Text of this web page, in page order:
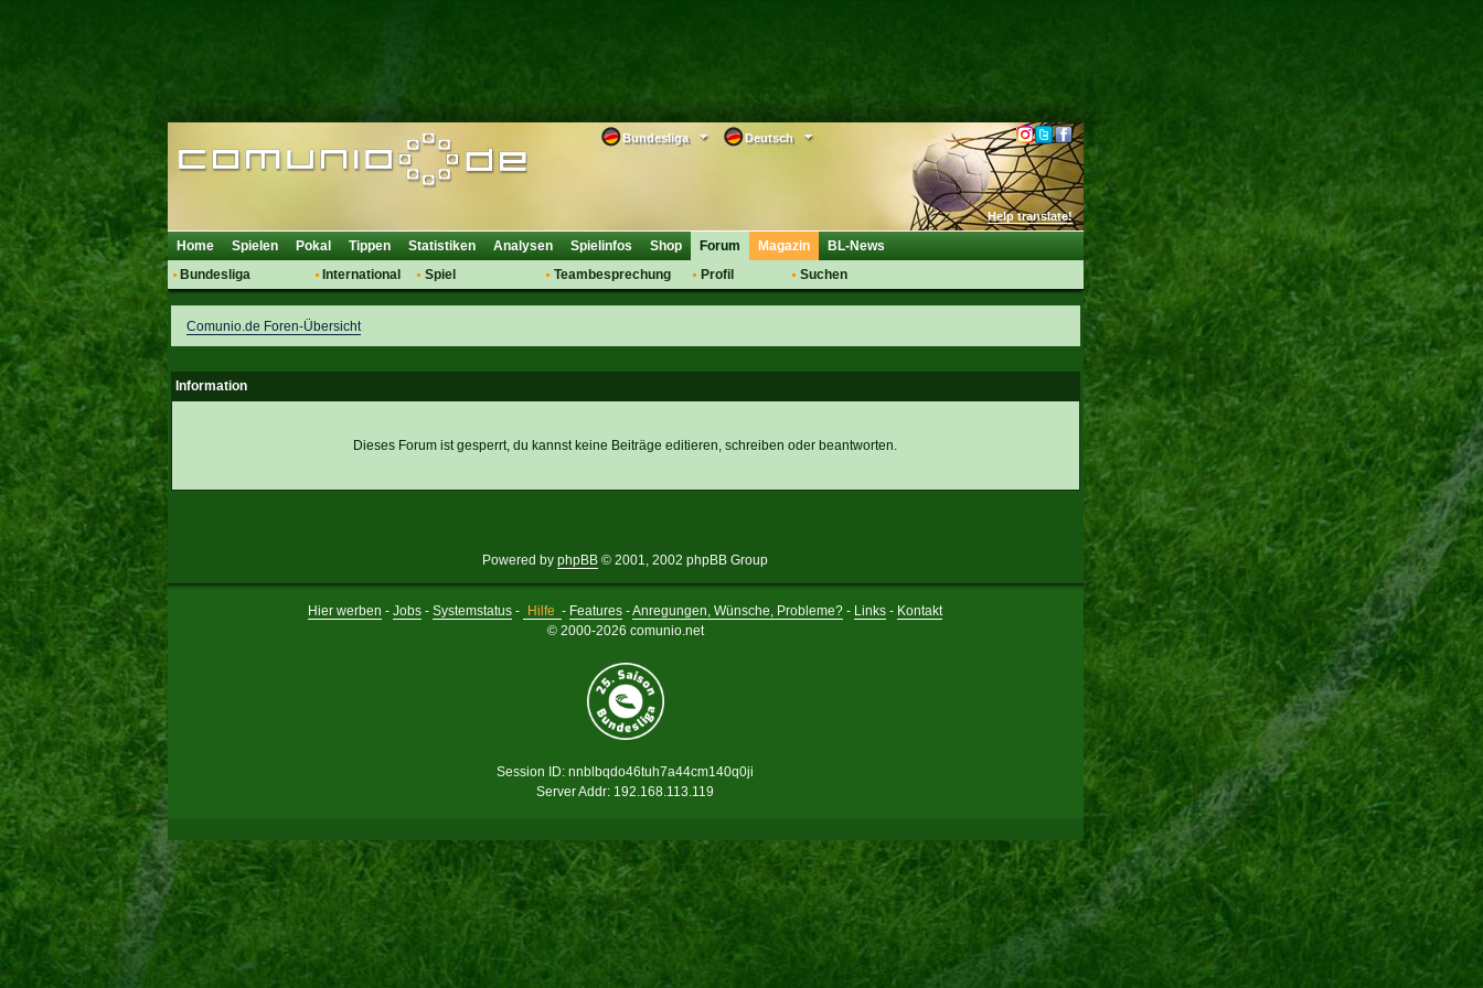
Deutsch
Bundesliga
Help translate!
Home Spielen Pokal Tippen Statistiken Analysen Spielinfos Shop
Forum
Bundesliga
Hot News
Talk
Vereinsdiskussion
International
Vereine
WM 2014
Spiel
Regeln & Tipps
Teambesprechung
Bewertungen
Profil
Anmelden
Suchen
Magazin BL-News
Comunio.de Foren-Übersicht
Information
Dieses Forum ist gesperrt, du kannst keine Beiträge editieren, schreiben oder beantworten.
Powered by phpBB © 2001, 2002 phpBB Group
Hier werben - Jobs- Systemstatus- Hilfe - Features -Anregungen, Wünsche, Probleme? - Links - Kontakt
© 2000-2026 comunio.net
Session ID: nnblbqdo46tuh7a44cm140q0ji
Server Addr: 192.168.113.119